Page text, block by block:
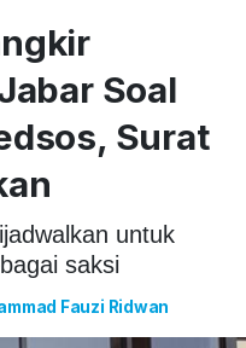
Soal
Surat
untuk
saksi
Fauzi Ridwan